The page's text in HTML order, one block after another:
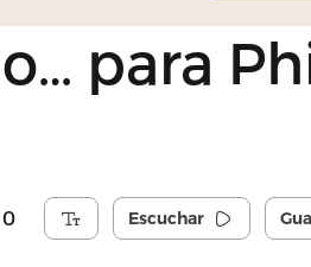
para
0 Escuchar